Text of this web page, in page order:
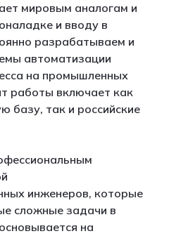
мировым аналогам и
и вводу в
разрабатываем и
автоматизации
на промышленных
работы включает как
базу, так и российские
инженеров, которые
сложные задачи в
на